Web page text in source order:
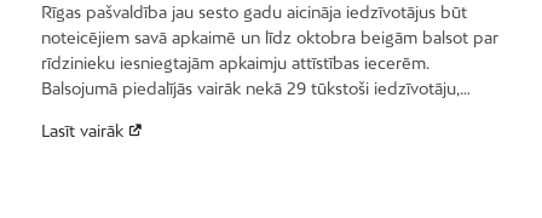
Rīgas pašvaldība jau sesto gadu aicināja iedzīvotājus būt
noteicējiem savā apkaimē un līdz oktobra beigām balsot par
rīdzinieku iesniegtajām apkaimju attīstības iecerēm.
Balsojumā piedalījās vairāk nekā 29 tūkstoši iedzīvotāju,…
Lasīt vairāk